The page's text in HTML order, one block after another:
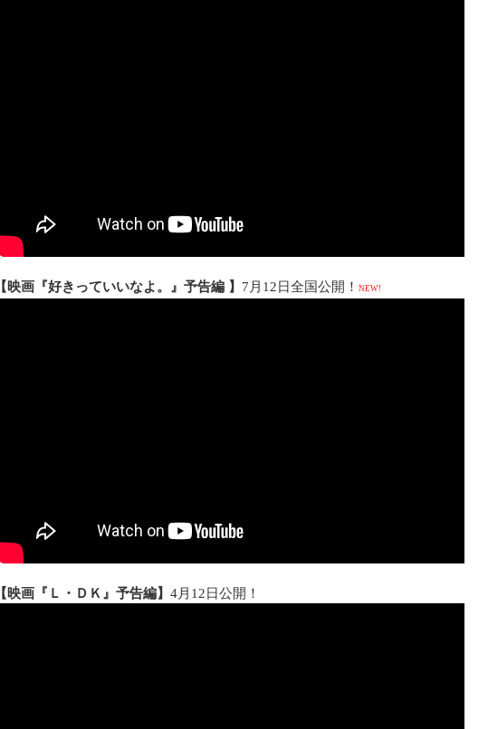
【映画『好きっていいなよ。』予告編 】 7月12日全国公開！ NEW!
【映画『Ｌ・ＤＫ』予告編】 4月12日公開！